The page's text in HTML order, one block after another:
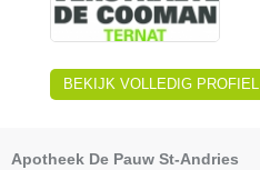
BEKIJK VOLLEDIG PROFIEL
Apotheek De Pauw St-Andries